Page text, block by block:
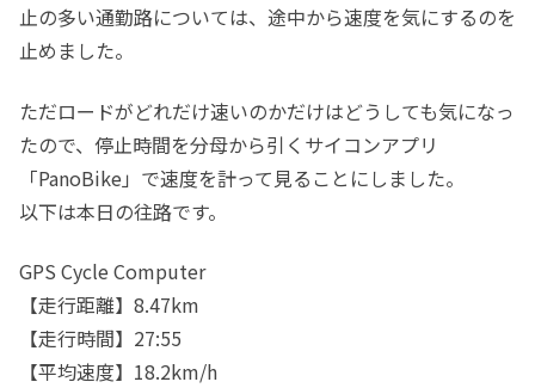
止の多い通勤路については、途中から速度を気にするのを
止めました。
ただロードがどれだけ速いのかだけはどうしても気になっ
たので、停止時間を分母から引くサイコンアプリ
「PanoBike」で速度を計って見ることにしました。
以下は本日の往路です。
GPS Cycle Computer
【走行距離】8.47km
【走行時間】27:55
【平均速度】18.2km/h